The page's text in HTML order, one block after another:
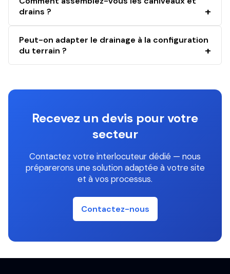
drains ?
Peut-on adapter le drainage à la configuration
du terrain ?
Recevez un devis pour votre
secteur
Contactez votre interlocuteur dédié — nous
préparerons une solution adaptée à votre site
et à vos processus.
Contactez-nous